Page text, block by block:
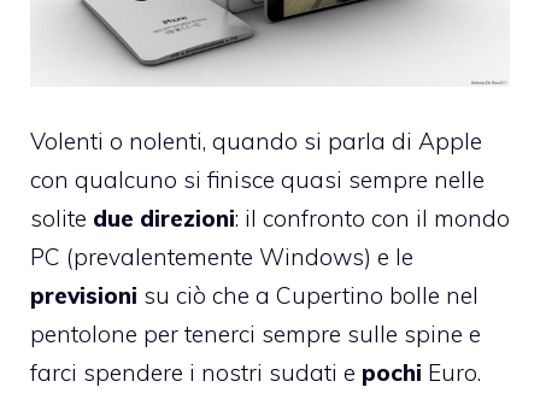
Volenti o nolenti, quando si parla di Apple
con qualcuno si finisce quasi sempre nelle
solite due direzioni: il confronto con il mondo
PC (prevalentemente Windows) e le
previsioni su ciò che a Cupertino bolle nel
pentolone per tenerci sempre sulle spine e
farci spendere i nostri sudati e pochi Euro.